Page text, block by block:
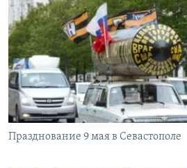
Празднование 9 мая в Севастополе